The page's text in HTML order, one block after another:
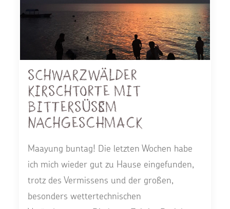
Schwarzwälder
Kirschtorte mit
bittersüßem
Nachgeschmack
Maayung buntag! Die letzten Wochen habe
ich mich wieder gut zu Hause eingefunden,
trotz des Vermissens und der großen,
besonders wettertechnischen